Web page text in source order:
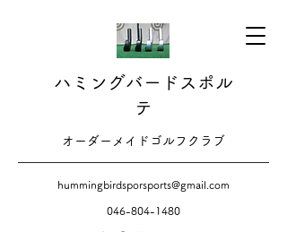
ハミングバードスポル
テ
​​オーダーメイドゴルフクラブ
hummingbirdsporsports@gmail.com
046-804-1480